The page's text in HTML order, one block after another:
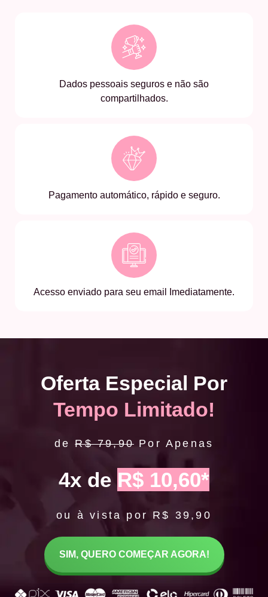
Dados pessoais seguros e não são
compartilhados.
Pagamento automático, rápido e seguro.
Acesso enviado para seu email Imediatamente.
Oferta Especial Por
Tempo Limitado!
deR$ 79,90 Por Apenas
4x de R$ 10,60*
ou à vista por R$ 39,90
SIM, QUERO COMEÇAR AGORA!